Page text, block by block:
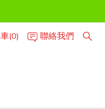
(0) 聯絡我們